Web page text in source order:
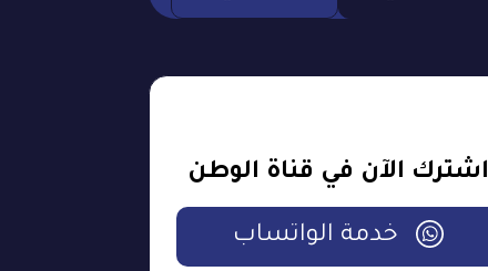
اشترك الآن في قناة الوطن
خدمة الواتساب